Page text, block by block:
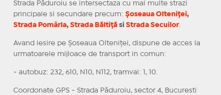
Strada Păduroiu se intersectaza cu mai multe strazi
principale si secundare precum: Şoseaua Olteniţei,
Strada Pomârla, Strada Băltițăsi Strada Secuilor.
Avand iesire pe Şoseaua Olteniţei, dispune de acces la
urmatoarele mijloace de transport in comun:
- autobuz: 232, 610, N10, N112, tramvai: 1, 10.
Coordonate GPS - Strada Păduroiu, sector 4, Bucuresti